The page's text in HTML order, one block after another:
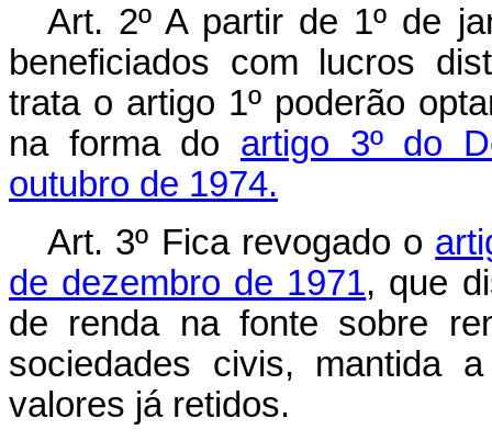
Art. 2º A partir de 1º de
beneficiados com lucros
trata o artigo 1º poderão
na forma do artigo 3º do
outubro de 1974.
Art. 3º Fica revogado o
de dezembro de 1971, que
de renda na fonte sobre
sociedades civis, mantida
valores já retidos.